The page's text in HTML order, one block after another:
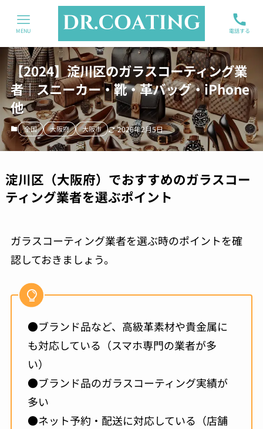
電話する
MENU
【2024】淀川区のガラスコーティング業
者｜スニーカー・靴・革バッグ・iPhone
他
全国 大阪府 大阪市 2026年2月5日
淀川区（大阪府）でおすすめのガラスコー
ティング業者を選ぶポイント
ガラスコーティング業者を選ぶ時のポイントを確
認しておきましょう。
●ブランド品など、高級革素材や貴金属に
も対応している（スマホ専門の業者が多
い）
●ブランド品のガラスコーティング実績が
多い
●ネット予約・配送に対応している（店舗